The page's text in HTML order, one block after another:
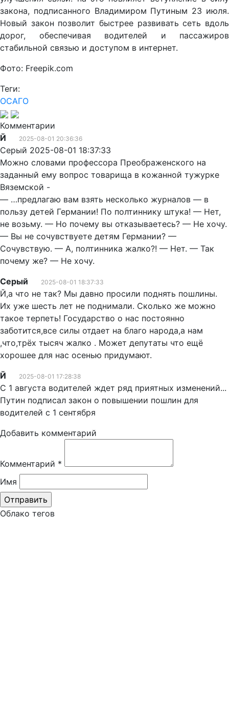
закона, подписанного Владимиром Путиным 23 июля.
Новый закон позволит быстрее развивать сеть вдоль
дорог, обеспечивая водителей и пассажиров
стабильной связью и доступом в интернет.
Фото: Freepik.com
Теги:
ОСАГО
Комментарии
Й
2025-08-01 20:36:36
Серый 2025-08-01 18:37:33
Можно словами профессора Преображенского на
заданный ему вопрос товарища в кожанной тужурке
Вяземской -
— …предлагаю вам взять несколько журналов — в
пользу детей Германии! По полтиннику штука! — Нет,
не возьму. — Но почему вы отказываетесь? — Не хочу.
— Вы не сочувствуете детям Германии? —
Сочувствую. — А, полтинника жалко?! — Нет. — Так
почему же? — Не хочу.
Серый
2025-08-01 18:37:33
Й,а что не так? Мы давно просили поднять пошлины.
Их уже шесть лет не поднимали. Сколько же можно
такое терпеть! Государство о нас постоянно
заботится,все силы отдает на благо народа,а нам
,что,трёх тысяч жалко . Может депутаты что ещё
хорошее для нас осенью придумают.
Й
2025-08-01 17:28:38
С 1 августа водителей ждет ряд приятных изменений...
Путин подписал закон о повышении пошлин для
водителей с 1 сентября
Добавить комментарий
Комментарий *
Имя
Облако тегов